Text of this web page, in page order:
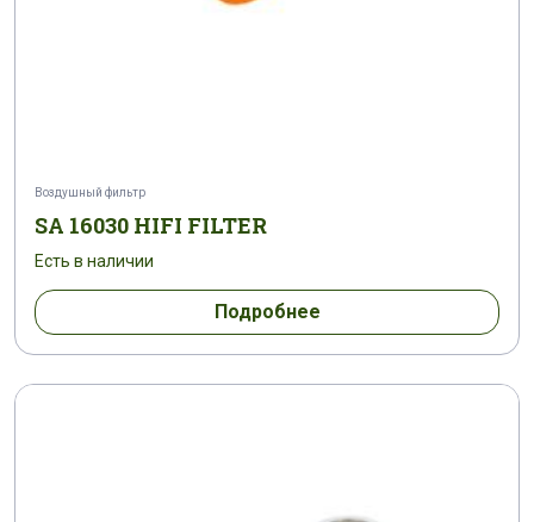
Воздушный фильтр
SA 16030 HIFI FILTER
Есть в наличии
Подробнее